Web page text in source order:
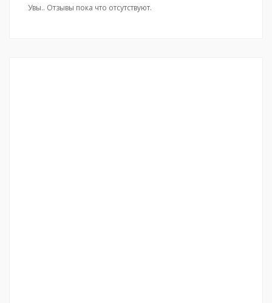
Увы.. Отзывы пока что отсутствуют.